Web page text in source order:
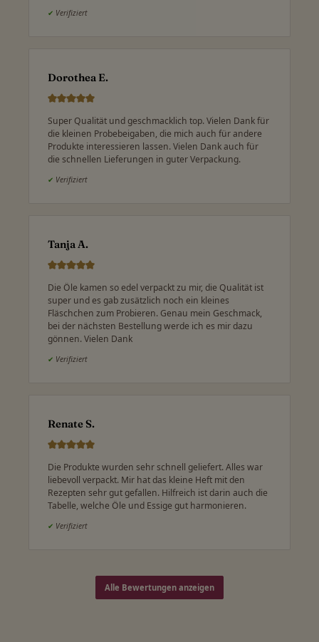
✔ Verifiziert
Dorothea E.
Super Qualität und geschmacklich top. Vielen Dank für
die kleinen Probebeigaben, die mich auch für andere
Produkte interessieren lassen. Vielen Dank auch für
die schnellen Lieferungen in guter Verpackung.
✔ Verifiziert
Tanja A.
Die Öle kamen so edel verpackt zu mir, die Qualität ist
super und es gab zusätzlich noch ein kleines
Fläschchen zum Probieren. Genau mein Geschmack,
bei der nächsten Bestellung werde ich es mir dazu
gönnen. Vielen Dank
✔ Verifiziert
Renate S.
Die Produkte wurden sehr schnell geliefert. Alles war
liebevoll verpackt. Mir hat das kleine Heft mit den
Rezepten sehr gut gefallen. Hilfreich ist darin auch die
Tabelle, welche Öle und Essige gut harmonieren.
✔ Verifiziert
Alle Bewertungen anzeigen